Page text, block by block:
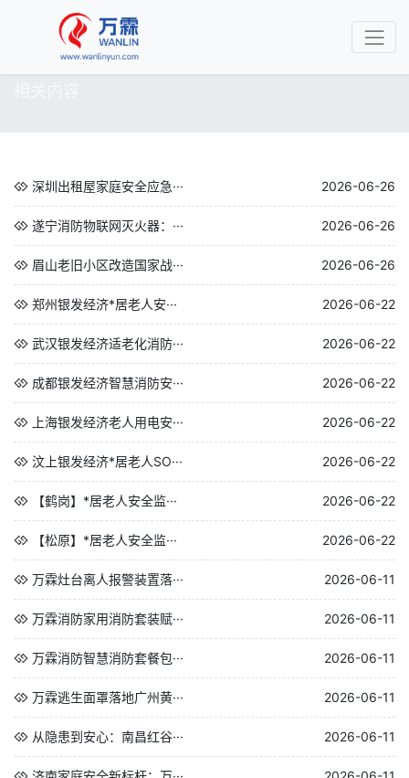
深圳出租屋家庭安全应急··· 2026-06-26
遂宁消防物联网灭火器：··· 2026-06-26
眉山老旧小区改造国家战··· 2026-06-26
郑州银发经济*居老人安··· 2026-06-22
武汉银发经济适老化消防··· 2026-06-22
成都银发经济智慧消防安··· 2026-06-22
上海银发经济老人用电安··· 2026-06-22
汶上银发经济*居老人SO··· 2026-06-22
【鹤岗】*居老人安全监··· 2026-06-22
【松原】*居老人安全监··· 2026-06-22
万霖灶台离人报警装置落··· 2026-06-11
万霖消防家用消防套装赋··· 2026-06-11
万霖消防智慧消防套餐包··· 2026-06-11
万霖逃生面罩落地广州黄··· 2026-06-11
从隐患到安心：南昌红谷··· 2026-06-11